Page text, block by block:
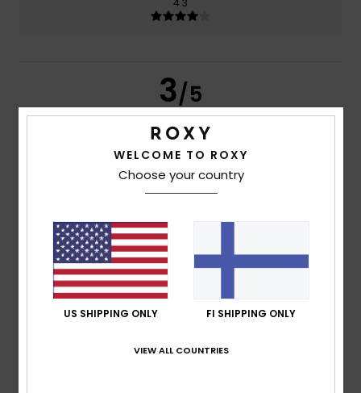
3/5
I thought it was all one piece, not that it comes apart when
you pick it up. We’ll see how long it lasts, and what stays in
Comfort: 3/5 Value for money Size: Large
: 3/5
4
WELCOME TO ROXY
Choose your country
US SHIPPING ONLY FI SHIPPING ONLY
VIEW ALL COUNTRIES